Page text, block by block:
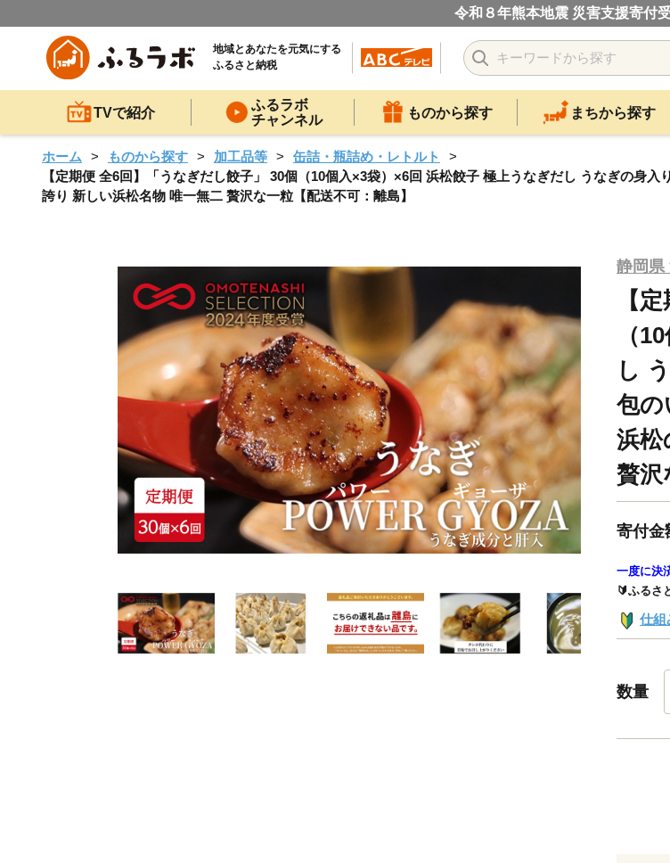
令和８年熊本地震 災害支援寄付
地域とあなたを元気にする
ふるさと納税
TVで紹介
ふるラボ
チャンネル
ものから探す まちから探す
ホーム ものから探す 加工品等
缶詰・瓶詰め・レトルト
【定期便 全6回】「うなぎだし餃子」 30個（10個入×3袋）×6回 浜松餃子 極上うなぎだし うなぎの身
誇り 新しい浜松名物 唯一無二 贅沢な一粒【配送不可：離島】
静岡県
【
（
し
包の
浜松
贅沢
寄付金
一度に決
🔰ふるさ
仕組
数量